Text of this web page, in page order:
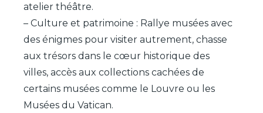
atelier théâtre.
– Culture et patrimoine : Rallye musées avec
des énigmes pour visiter autrement, chasse
aux trésors dans le cœur historique des
villes, accès aux collections cachées de
certains musées comme le Louvre ou les
Musées du Vatican.